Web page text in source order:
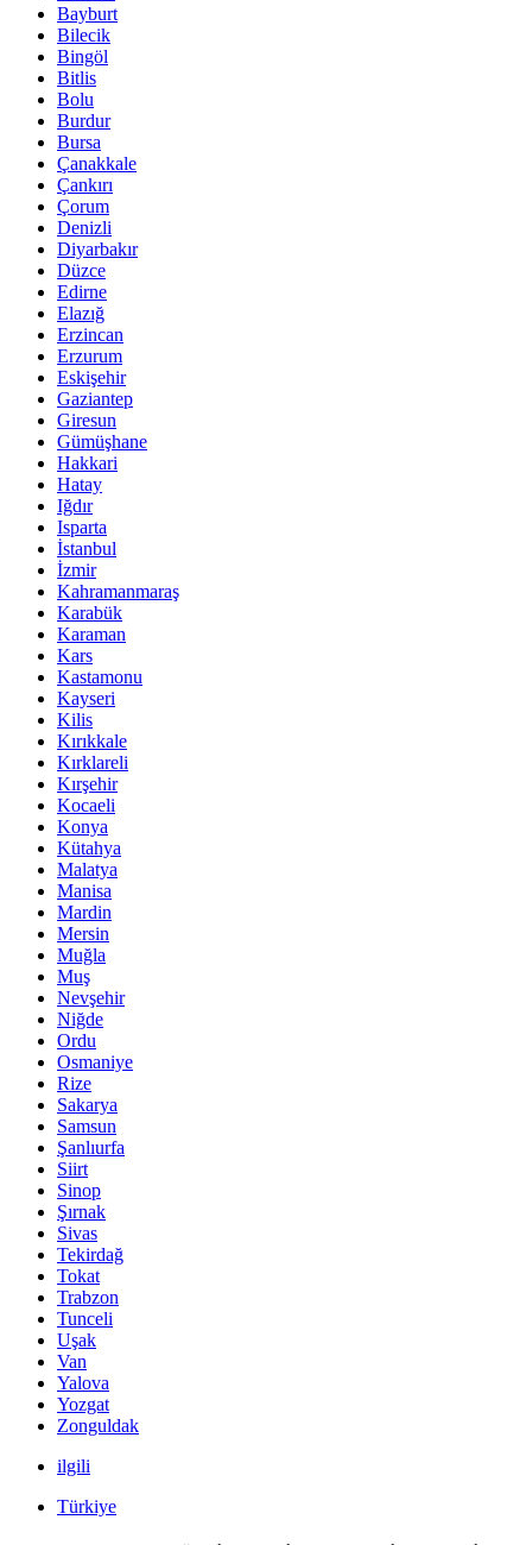
Bayburt
Bilecik
Bingöl
Bitlis
Bolu
Burdur
Bursa
Çanakkale
Çankırı
Çorum
Denizli
Diyarbakır
Düzce
Edirne
Elazığ
Erzincan
Erzurum
Eskişehir
Gaziantep
Giresun
Gümüşhane
Hakkari
Hatay
Iğdır
Isparta
İstanbul
İzmir
Kahramanmaraş
Karabük
Karaman
Kars
Kastamonu
Kayseri
Kilis
Kırıkkale
Kırklareli
Kırşehir
Kocaeli
Konya
Kütahya
Malatya
Manisa
Mardin
Mersin
Muğla
Muş
Nevşehir
Niğde
Ordu
Osmaniye
Rize
Sakarya
Samsun
Şanlıurfa
Siirt
Sinop
Şırnak
Sivas
Tekirdağ
Tokat
Trabzon
Tunceli
Uşak
Van
Yalova
Yozgat
Zonguldak
ilgili
Türkiye